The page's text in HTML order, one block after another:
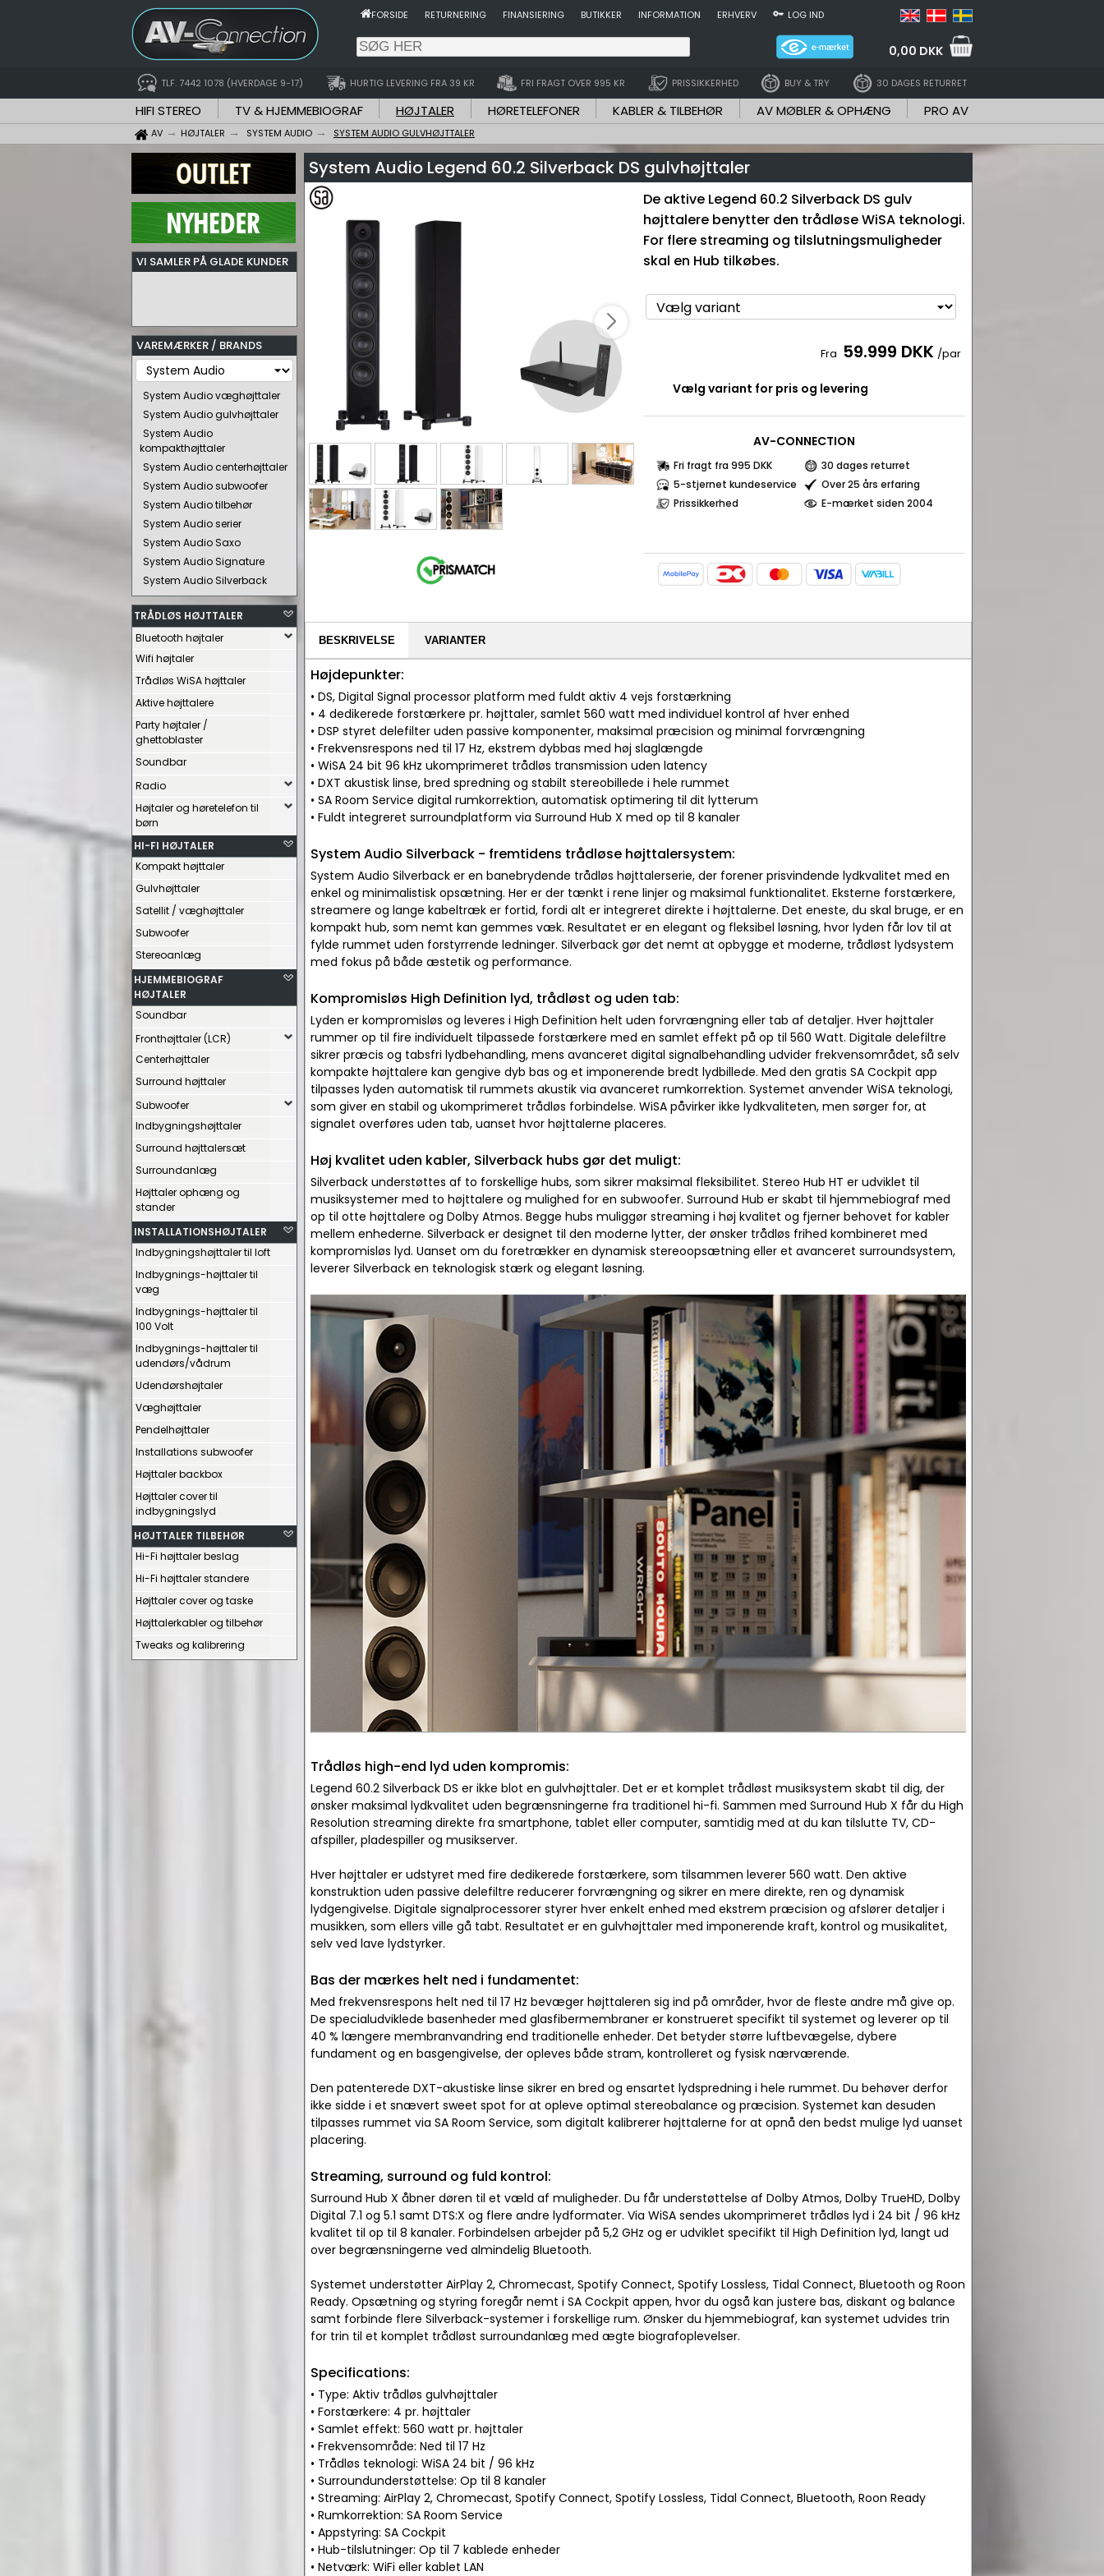
FORSIDE RETURNERING FINANSIERING BUTIKKER INFORMATION ERHVERV LOG IND
0,00 DKK
TLF. 7442 1078 (HVERDAGE 9-17) HURTIG LEVERING FRA 39 KR FRI FRAGT OVER 995 KR PRISSIKKERHED BUY & TRY 30 DAGES RETURRET
HIFI STEREO TV & HJEMMEBIOGRAF HØJTALER HØRETELEFONER KABLER & TILBEHØR AV MØBLER & OPHÆNG PRO AV
AV HØJTALER SYSTEM AUDIO SYSTEM AUDIO GULVHØJTTALER
VI SAMLER PÅ GLADE KUNDER
VAREMÆRKER / BRANDS
System Audio væghøjttaler
System Audio gulvhøjttaler
System Audio
kompakthøjttaler
System Audio centerhøjttaler
System Audio subwoofer
System Audio tilbehør
System Audio serier
System Audio Saxo
System Audio Signature
System Audio Silverback
TRÅDLØS HØJTTALER
Bluetooth højtaler
Wifi højtaler
Trådløs WiSA højttaler
Aktive højttalere
Party højtaler /
ghettoblaster
Soundbar
Radio
Højtaler og høretelefon til
børn
HI-FI HØJTALER
Kompakt højttaler
Gulvhøjttaler
Satellit / væghøjttaler
Subwoofer
Stereoanlæg
HJEMMEBIOGRAF
HØJTALER
Soundbar
Fronthøjttaler (LCR)
Centerhøjttaler
Surround højttaler
Subwoofer
Indbygningshøjttaler
Surround højttalersæt
Surroundanlæg
Højttaler ophæng og
stander
INSTALLATIONSHØJTALER
Indbygningshøjttaler til loft
Indbygnings-højttaler til
væg
Indbygnings-højttaler til
100 Volt
Indbygnings-højttaler til
udendørs/vådrum
Udendørshøjtaler
Væghøjttaler
Pendelhøjttaler
Installations subwoofer
Højttaler backbox
Højttaler cover til
indbygningslyd
HØJTTALER TILBEHØR
Hi-Fi højttaler beslag
Hi-Fi højttaler standere
Højttaler cover og taske
Højttalerkabler og tilbehør
Tweaks og kalibrering
System Audio Legend 60.2 Silverback DS gulvhøjttaler
De aktive Legend 60.2 Silverback DS gulv
højttalere benytter den trådløse WiSA teknologi.
For flere streaming og tilslutningsmuligheder
skal en Hub tilkøbes.
Fra 59.999 DKK /par
Vælg variant for pris og levering
AV-CONNECTION
Fri fragt fra 995 DKK
30 dages returret
5-stjernet kundeservice
Over 25 års erfaring
Prissikkerhed
E-mærket siden 2004
BESKRIVELSE VARIANTER
Højdepunkter:
• DS, Digital Signal processor platform med fuldt aktiv 4 vejs forstærkning
• 4 dedikerede forstærkere pr. højttaler, samlet 560 watt med individuel kontrol af hver enhed
• DSP styret delefilter uden passive komponenter, maksimal præcision og minimal forvrængning
• Frekvensrespons ned til 17 Hz, ekstrem dybbas med høj slaglængde
• WiSA 24 bit 96 kHz ukomprimeret trådløs transmission uden latency
• DXT akustisk linse, bred spredning og stabilt stereobillede i hele rummet
• SA Room Service digital rumkorrektion, automatisk optimering til dit lytterum
• Fuldt integreret surroundplatform via Surround Hub X med op til 8 kanaler
System Audio Silverback - fremtidens trådløse højttalersystem:
System Audio Silverback er en banebrydende trådløs højttalerserie, der forener prisvindende lydkvalitet med en
enkel og minimalistisk opsætning. Her er der tænkt i rene linjer og maksimal funktionalitet. Eksterne forstærkere,
streamere og lange kabeltræk er fortid, fordi alt er integreret direkte i højttalerne. Det eneste, du skal bruge, er en
kompakt hub, som nemt kan gemmes væk. Resultatet er en elegant og fleksibel løsning, hvor lyden får lov til at
fylde rummet uden forstyrrende ledninger. Silverback gør det nemt at opbygge et moderne, trådløst lydsystem
med fokus på både æstetik og performance.
Kompromisløs High Definition lyd, trådløst og uden tab:
Lyden er kompromisløs og leveres i High Definition helt uden forvrængning eller tab af detaljer. Hver højttaler
rummer op til fire individuelt tilpassede forstærkere med en samlet effekt på op til 560 Watt. Digitale delefiltre
sikrer præcis og tabsfri lydbehandling, mens avanceret digital signalbehandling udvider frekvensområdet, så selv
kompakte højttalere kan gengive dyb bas og et imponerende bredt lydbillede. Med den gratis SA Cockpit app
tilpasses lyden automatisk til rummets akustik via avanceret rumkorrektion. Systemet anvender WiSA teknologi,
som giver en stabil og ukomprimeret trådløs forbindelse. WiSA påvirker ikke lydkvaliteten, men sørger for, at
signalet overføres uden tab, uanset hvor højttalerne placeres.
Høj kvalitet uden kabler, Silverback hubs gør det muligt:
Silverback understøttes af to forskellige hubs, som sikrer maksimal fleksibilitet. Stereo Hub HT er udviklet til
musiksystemer med to højttalere og mulighed for en subwoofer. Surround Hub er skabt til hjemmebiograf med
op til otte højttalere og Dolby Atmos. Begge hubs muliggør streaming i høj kvalitet og fjerner behovet for kabler
mellem enhederne. Silverback er designet til den moderne lytter, der ønsker trådløs frihed kombineret med
kompromisløs lyd. Uanset om du foretrækker en dynamisk stereoopsætning eller et avanceret surroundsystem,
leverer Silverback en teknologisk stærk og elegant løsning.
Trådløs high-end lyd uden kompromis:
Legend 60.2 Silverback DS er ikke blot en gulvhøjttaler. Det er et komplet trådløst musiksystem skabt til dig, der
ønsker maksimal lydkvalitet uden begrænsningerne fra traditionel hi-fi. Sammen med Surround Hub X får du High
Resolution streaming direkte fra smartphone, tablet eller computer, samtidig med at du kan tilslutte TV, CD-
afspiller, pladespiller og musikserver.
Hver højttaler er udstyret med fire dedikerede forstærkere, som tilsammen leverer 560 watt. Den aktive
konstruktion uden passive delefiltre reducerer forvrængning og sikrer en mere direkte, ren og dynamisk
lydgengivelse. Digitale signalprocessorer styrer hver enkelt enhed med ekstrem præcision og afslører detaljer i
musikken, som ellers ville gå tabt. Resultatet er en gulvhøjttaler med imponerende kraft, kontrol og musikalitet,
selv ved lave lydstyrker.
Bas der mærkes helt ned i fundamentet:
Med frekvensrespons helt ned til 17 Hz bevæger højttaleren sig ind på områder, hvor de fleste andre må give op.
De specialudviklede basenheder med glasfibermembraner er konstrueret specifikt til systemet og leverer op til
40 % længere membranvandring end traditionelle enheder. Det betyder større luftbevægelse, dybere
fundament og en basgengivelse, der opleves både stram, kontrolleret og fysisk nærværende.
Den patenterede DXT-akustiske linse sikrer en bred og ensartet lydspredning i hele rummet. Du behøver derfor
ikke sidde i et snævert sweet spot for at opleve optimal stereobalance og præcision. Systemet kan desuden
tilpasses rummet via SA Room Service, som digitalt kalibrerer højttalerne for at opnå den bedst mulige lyd uanset
placering.
Streaming, surround og fuld kontrol:
Surround Hub X åbner døren til et væld af muligheder. Du får understøttelse af Dolby Atmos, Dolby TrueHD, Dolby
Digital 7.1 og 5.1 samt DTS:X og flere andre lydformater. Via WiSA sendes ukomprimeret trådløs lyd i 24 bit / 96 kHz
kvalitet til op til 8 kanaler. Forbindelsen arbejder på 5,2 GHz og er udviklet specifikt til High Definition lyd, langt ud
over begrænsningerne ved almindelig Bluetooth.
Systemet understøtter AirPlay 2, Chromecast, Spotify Connect, Spotify Lossless, Tidal Connect, Bluetooth og Roon
Ready. Opsætning og styring foregår nemt i SA Cockpit appen, hvor du også kan justere bas, diskant og balance
samt forbinde flere Silverback-systemer i forskellige rum. Ønsker du hjemmebiograf, kan systemet udvides trin
for trin til et komplet trådløst surroundanlæg med ægte biografoplevelser.
Specifications:
• Type: Aktiv trådløs gulvhøjttaler
• Forstærkere: 4 pr. højttaler
• Samlet effekt: 560 watt pr. højttaler
• Frekvensområde: Ned til 17 Hz
• Trådløs teknologi: WiSA 24 bit / 96 kHz
• Surroundunderstøttelse: Op til 8 kanaler
• Streaming: AirPlay 2, Chromecast, Spotify Connect, Spotify Lossless, Tidal Connect, Bluetooth, Roon Ready
• Rumkorrektion: SA Room Service
• Appstyring: SA Cockpit
• Hub-tilslutninger: Op til 7 kablede enheder
• Netværk: WiFi eller kablet LAN